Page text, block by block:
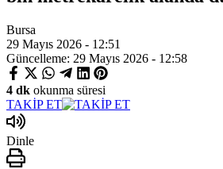
Bursa
29 Mayıs 2026 - 12:51
Güncelleme: 29 Mayıs 2026 - 12:58
4 dk okunma süresi
TAKİP ET
Dinle